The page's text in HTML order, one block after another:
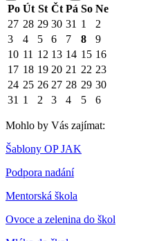
Po Út St Čt Pá So Ne
27 28 29 30 31 1
2
3
4 5 6 7 8
9
10 11 12 13 14 15 16
17 18 19 20 21 22 23
24 25 26 27 28 29 30
31 1 2 3 4 5 6
Mohlo by Vás zajímat:
Šablony OP JAK
Podpora nadání
Mentorská škola
Ovoce a zelenina do škol